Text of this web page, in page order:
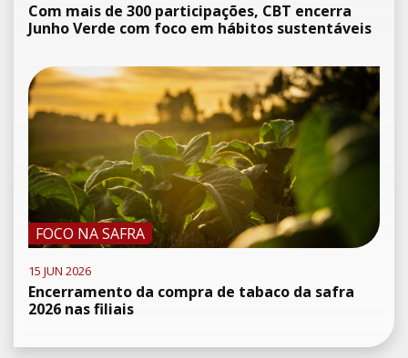
Com mais de 300 participações, CBT encerra
Junho Verde com foco em hábitos sustentáveis
FOCO NA SAFRA
15 JUN 2026
Encerramento da compra de tabaco da safra
2026 nas filiais